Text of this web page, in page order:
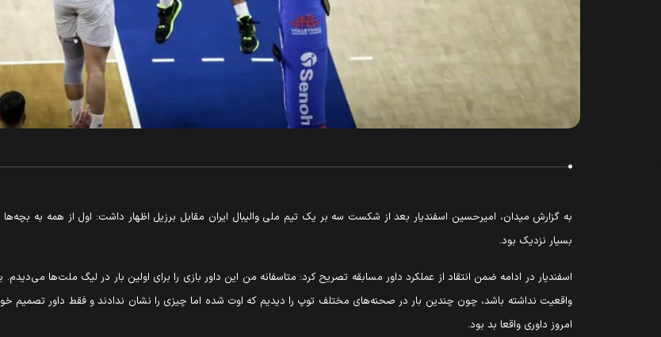
به گزارش میدان، امیرحسین اسفندیار بعد از شکست سه بر یک تیم ملی والیبال ایران مقابل برزیل اظهار داشت: اول از همه به
بسیار نزدیک بود.
اسفندیار در ادامه ضمن انتقاد از عملکرد داور مسابقه تصریح کرد: متاسفانه من این داور بازی را برای اولین بار در لیگ ملت‌ها
واقعیت نداشته باشد، چون چندین بار در صحنه‌های مختلف توپ را دیدیم که اوت شده اما چیزی را نشان ندادند و فقط داور تصمیم خودش
امروز داوری واقعا بد بود.